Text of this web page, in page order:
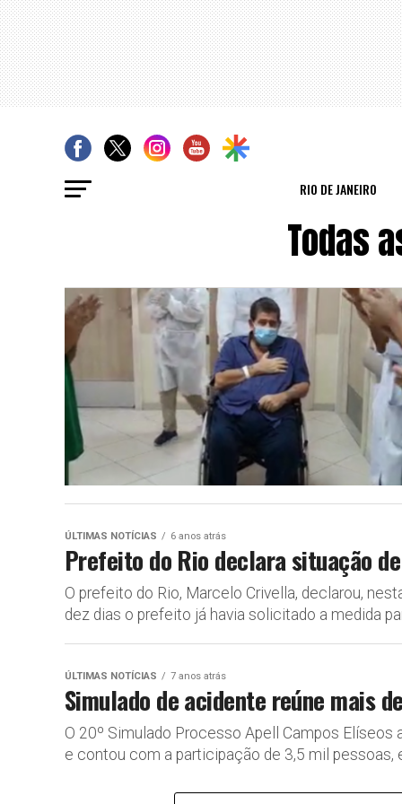
RIO DE JANEIRO
Todas
ÚLTIMAS NOTÍCIAS 6 anos atrás
Prefeito do Rio declara situação
O prefeito do Rio, Marcelo Crivella, declarou,
dez dias o prefeito já havia solicitado a medida
ÚLTIMAS NOTÍCIAS 7 anos atrás
Simulado de acidente reúne mais
O 20º Simulado Processo Apell Campos
e contou com a participação de 3,5 mil pessoas,